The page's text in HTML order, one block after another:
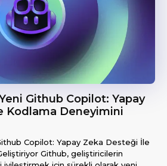
Github Copilot: Yapay
Kodlama Deneyimini
Copilot: Yapay Zeka Desteği İle
geliştiricilerin